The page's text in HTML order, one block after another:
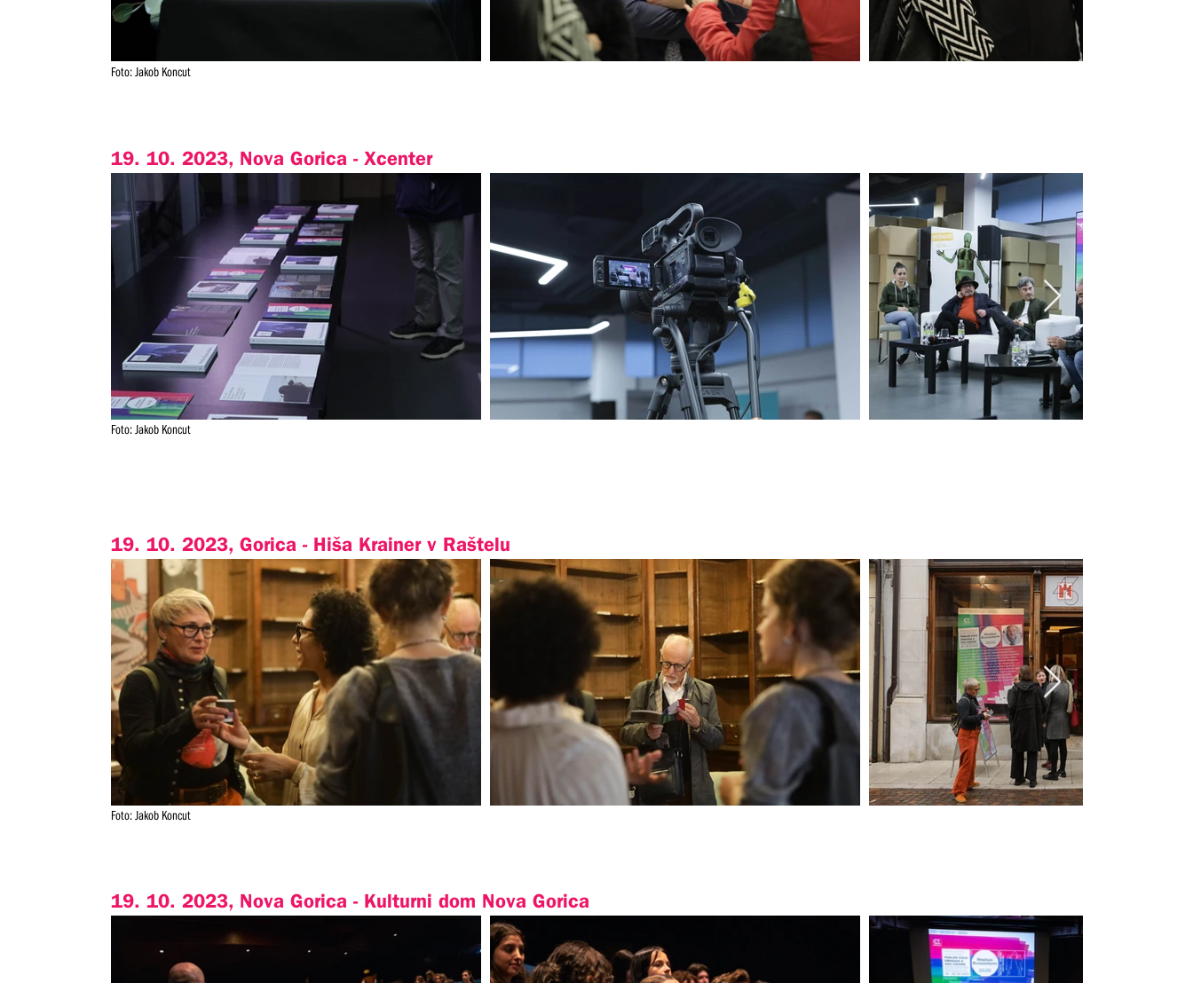
Foto: Jakob Koncut
19. 10. 2023, Nova Gorica - Xcenter
Foto: Jakob Koncut
19. 10. 2023, Gorica - Hiša Krainer v Raštelu
Foto: Jakob Koncut
19. 10. 2023, Nova Gorica - Kulturni dom Nova Gorica